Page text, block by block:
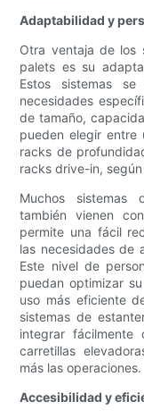
Adaptabilidad y
Otra ventaja de los
palets es su
Estos sistemas
necesidades
de tamaño,
pueden elegir entre
racks de
racks drive-in,
Muchos sistemas
también vienen
permite una fácil
las necesidades de
Este nivel de
puedan optimizar
uso más eficiente
sistemas de
integrar
carretillas
más las operaciones.
Accesibilidad y